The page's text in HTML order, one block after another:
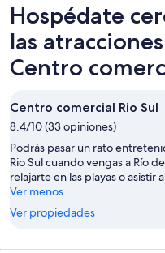
Hospédate
las
Centro
Centro comercial Rio Sul
8.4/10 (33 opiniones)
Podrás pasar un rato
Rio Sul cuando vengas a Río
relajarte en las playas o asistir
Ver menos
Ver propiedades